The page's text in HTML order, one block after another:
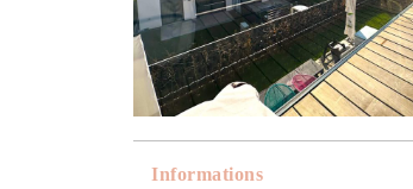
Informations